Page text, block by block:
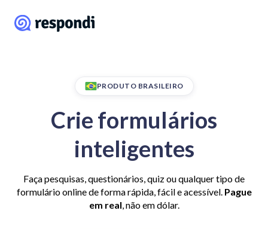
PRODUTO BRASILEIRO
Crie formulários
inteligentes
Faça pesquisas, questionários, quiz ou qualquer tipo de
formulário online de forma rápida, fácil e acessível. Pague
em real, não em dólar.